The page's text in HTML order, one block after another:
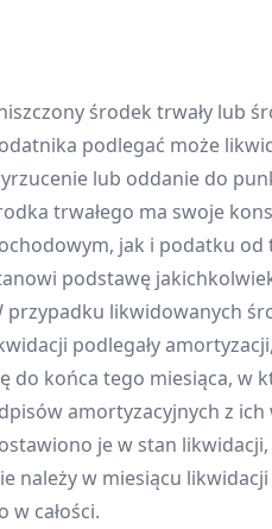
środek trwały lub
podlegać może
lub oddanie do
trwałego ma swoje
jak i podatku od
podstawę
przypadku likwidowanych
podlegały
do końca tego miesiąca, w
amortyzacyjnych z
je w stan
należy w miesiącu
w całości.